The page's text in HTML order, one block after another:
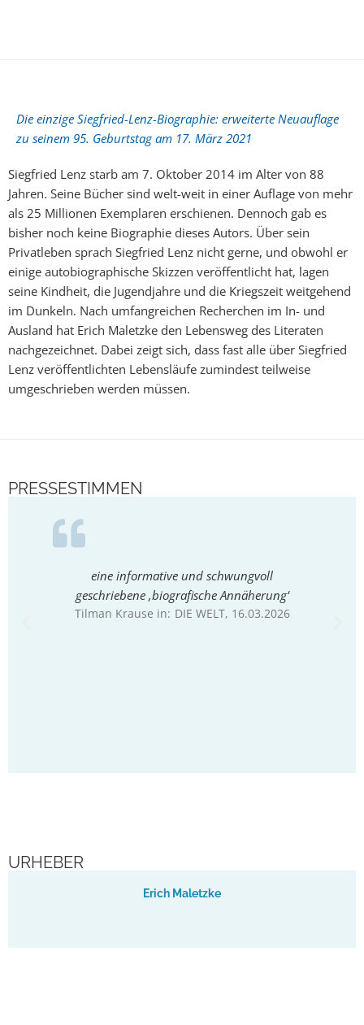
Die einzige Siegfried-Lenz-Biographie: erweiterte Neuauflage
zu seinem 95. Geburtstag am 17. März 2021
Siegfried Lenz starb am 7. Oktober 2014 im Alter von 88
Jahren. Seine Bücher sind welt-weit in einer Auflage von mehr
als 25 Millionen Exemplaren erschienen. Dennoch gab es
bisher noch keine Biographie dieses Autors. Über sein
Privatleben sprach Siegfried Lenz nicht gerne, und obwohl er
einige autobiographische Skizzen veröffentlicht hat, lagen
seine Kindheit, die Jugendjahre und die Kriegszeit weitgehend
im Dunkeln. Nach umfangreichen Recherchen im In- und
Ausland hat Erich Maletzke den Lebensweg des Literaten
nachgezeichnet. Dabei zeigt sich, dass fast alle über Siegfried
Lenz veröffentlichten Lebensläufe zumindest teilweise
umgeschrieben werden müssen.
PRESSESTIMMEN
eine informative und schwungvoll
geschriebene ‚biografische Annäherung‘
Tilman Krause in: DIE WELT, 16.03.2026
URHEBER
Erich Maletzke